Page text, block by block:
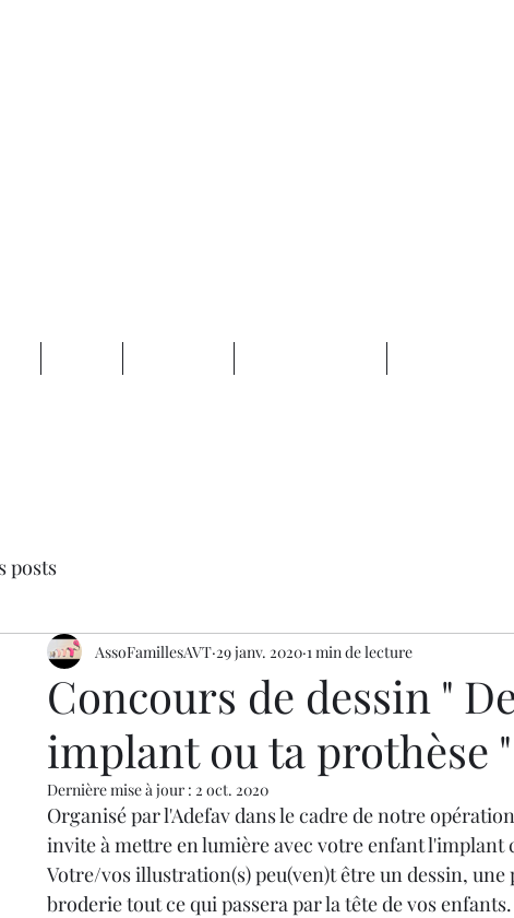
posts
Concours de dessin "
implant ou ta prothèse "
AssoFamillesAVT 29 janv. 2020 1 min de lecture
Dernière mise à jour : 2 oct. 2020
Organisé par l'Adefav dans le cadre de notre
invite à mettre en lumière avec votre enfant l'implant
Votre/vos illustration(s) peu(ven)t être un dessin,
broderie tout ce qui passera par la tête de vos enfants.